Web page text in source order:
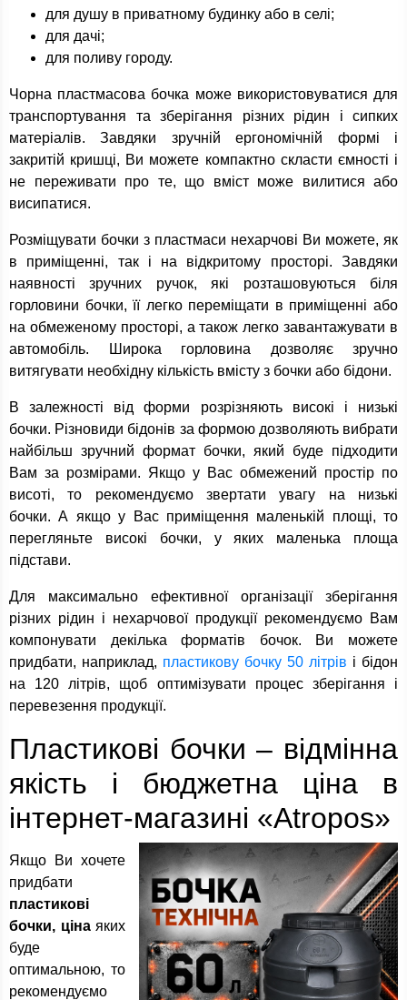
для душу в приватному будинку або в селі;
для дачі;
для поливу городу.
Чорна пластмасова бочка може використовуватися для
транспортування та зберігання різних рідин і сипких
матеріалів. Завдяки зручній ергономічній формі і
закритій кришці, Ви можете компактно скласти ємності і
не переживати про те, що вміст може вилитися або
висипатися.
Розміщувати бочки з пластмаси нехарчові Ви можете, як
в приміщенні, так і на відкритому просторі. Завдяки
наявності зручних ручок, які розташовуються біля
горловини бочки, її легко переміщати в приміщенні або
на обмеженому просторі, а також легко завантажувати в
автомобіль. Широка горловина дозволяє зручно
витягувати необхідну кількість вмісту з бочки або бідони.
В залежності від форми розрізняють високі і низькі
бочки. Різновиди бідонів за формою дозволяють вибрати
найбільш зручний формат бочки, який буде підходити
Вам за розмірами. Якщо у Вас обмежений простір по
висоті, то рекомендуємо звертати увагу на низькі
бочки. А якщо у Вас приміщення маленькій площі, то
перегляньте високі бочки, у яких маленька площа
підстави.
Для максимально ефективної організації зберігання
різних рідин і нехарчової продукції рекомендуємо Вам
компонувати декілька форматів бочок. Ви можете
придбати, наприклад, пластикову бочку 50 літрів і бідон
на 120 літрів, щоб оптимізувати процес зберігання і
перевезення продукції.
Пластикові бочки – відмінна
якість і бюджетна ціна в
інтернет-магазині «Atropos»
Якщо Ви хочете
придбати
пластикові
бочки, цінаяких
буде
оптимальною, то
рекомендуємо